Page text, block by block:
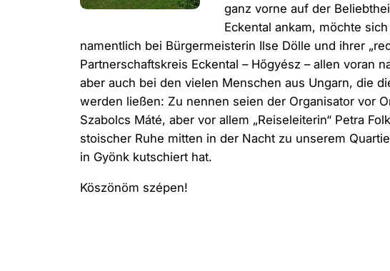
ganz vorne auf der
Eckental ankam, möchte
namentlich bei Bürgermeisterin Ilse Dölle und ihrer
Partnerschaftskreis Eckental – Hőgyész – allen voran
aber auch bei den vielen Menschen aus Ungarn, die
werden ließen: Zu nennen seien der Organisator vor
Szabolcs Máté, aber vor allem „Reiseleiterin“ Petra
stoischer Ruhe mitten in der Nacht zu unserem
in Gyönk kutschiert hat.
Köszönöm szépen!